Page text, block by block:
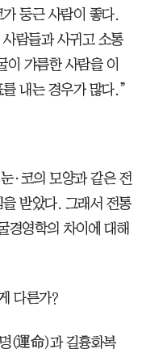
둥근 사람이 좋다.
람들과 사귀고 소통
이 갸름한 사람을 이
내는 경우가 많다.”
·코의 모양과 같은 전
받았다. 그래서 전통
경영학의 차이에 대해
다른가?
(運命)과 길흉화복